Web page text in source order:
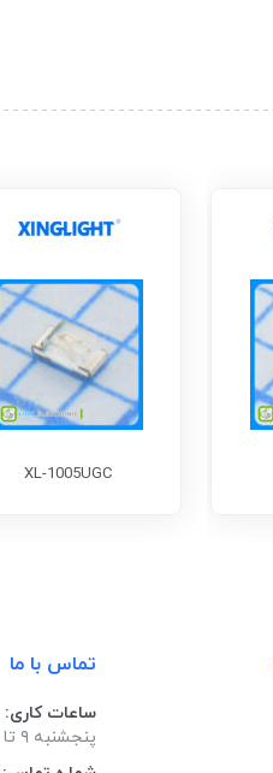
XL-1005UGC
تماس با ما
ساعات کاری:
پنجشنبه ۹ تا ۱۴